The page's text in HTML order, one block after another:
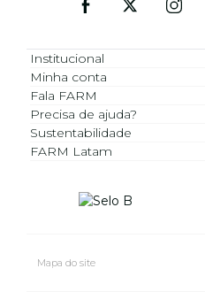
Institucional
Minha conta
Fala FARM
Precisa de ajuda?
Sustentabilidade
FARM Latam
Mapa do site